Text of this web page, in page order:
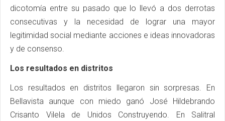
dicotomía entre su pasado que lo llevó a dos derrotas
consecutivas y la necesidad de lograr una mayor
legitimidad social mediante acciones e ideas innovadoras
y de consenso.
Los resultados en distritos
Los resultados en distritos llegaron sin sorpresas. En
Bellavista aunque con miedo ganó José Hildebrando
Crisanto Vilela de Unidos Construyendo. En Salitral